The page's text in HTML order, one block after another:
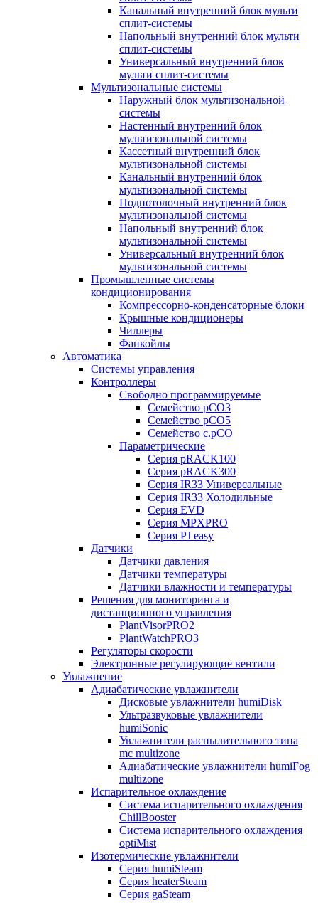
Канальный внутренний блок мульти
сплит-системы
Напольный внутренний блок мульти
сплит-системы
Универсальный внутренний блок
мульти сплит-системы
Мультизональные системы
Наружный блок мультизональной
системы
Настенный внутренний блок
мультизональной системы
Кассетный внутренний блок
мультизональной системы
Канальный внутренний блок
мультизональной системы
Подпотолочный внутренний блок
мультизональной системы
Напольный внутренний блок
мультизональной системы
Универсальный внутренний блок
мультизональной системы
Промышленные системы
кондиционирования
Компрессорно-конденсаторные блоки
Крышные кондиционеры
Чиллеры
Фанкойлы
Автоматика
Системы управления
Контроллеры
Свободно программируемые
Семейство pCO3
Семейство pCO5
Семейство c.pCO
Параметрические
Серия pRACK100
Серия pRACK300
Серия IR33 Универсальные
Серия IR33 Холодильные
Серия EVD
Серия MPXPRO
Серия PJ easy
Датчики
Датчики давления
Датчики температуры
Датчики влажности и температуры
Решения для мониторинга и
дистанционного управления
PlantVisorPRO2
PlantWatchPRO3
Регуляторы скорости
Электронные регулирующие вентили
Увлажнение
Адиабатические увлажнители
Дисковые увлажнители humiDisk
Ультразвуковые увлажнители
humiSonic
Увлажнители распылительного типа
mc multizone
Адиабатические увлажнители humiFog
multizone
Испарительное охлаждение
Система испарительного охлаждения
ChillBooster
Система испарительного охлаждения
optiMist
Изотермические увлажнители
Серия humiSteam
Серия heaterSteam
Серия gaSteam